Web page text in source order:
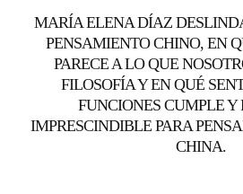
MARÍA ELENA DÍAZ
PENSAMIENTO CHINO, EN
PARECE A LO QUE
FILOSOFÍA Y EN QUÉ
FUNCIONES CUMPLE Y
IMPRESCINDIBLE PARA
CHINA.